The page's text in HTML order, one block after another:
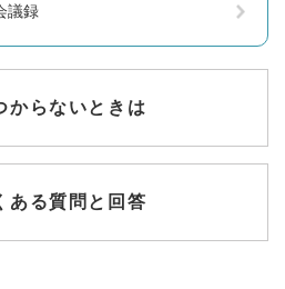
議録
からないときは
ある質問と回答